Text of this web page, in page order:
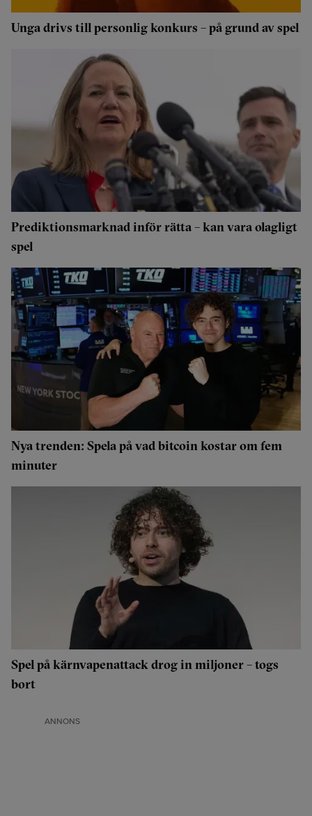
Unga drivs till personlig konkurs – på grund av spel
Prediktionsmarknad inför rätta – kan vara olagligt
spel
Nya trenden: Spela på vad bitcoin kostar om fem
minuter
Spel på kärnvapenattack drog in miljoner – togs
bort
ANNONS